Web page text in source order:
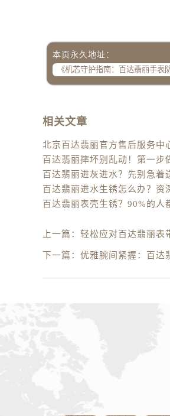
本页永久地址：
相关文章
百达翡丽摔坏别乱动！第一步
百达翡丽进灰进水？先别急着
百达翡丽进水生锈怎么办？资
百达翡丽表壳生锈？90%的人
上一篇： 轻松应对百达翡丽表
下一篇： 优雅腕间紧握：百达